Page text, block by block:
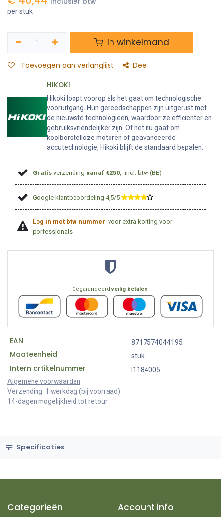
per stuk
In winkelmand
Toevoegen aan verlanglijst Deel
HIKOKI
Hikoki loopt voorop als het gaat om technologische
vooruitgang. Hun gereedschappen zijn uitgerust met
de nieuwste technologieën, waardoor ze efficiënter en
gebruiksvriendelijker zijn. Of het nu gaat om
koolborstelloze motoren of geavanceerde
accutechnologie, Hikoki blijft de standaard bepalen.
Gratis verzendingvanaf €250 ,- incl. btw (BE)
Google klantbeoordeling 4,5/5 ​
Log in met btw nummer voor extra korting voor
porfessionals
Gegarandeerdveilig betalen
EAN 8717574044195
Maateenheid stuk
Intern artikelnummer
I1184005
Algemene voorwaarden
Verzending: 1 werkdag (bij voorraad)
14-dagen mogelijkheid tot retour
Specificaties
Categorieën Account info